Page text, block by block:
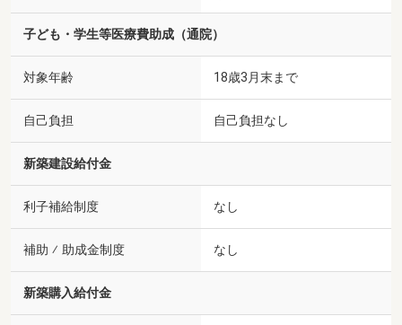
子ども・学生等医療費助成（通院）
対象年齢 18歳3月末まで
自己負担 自己負担なし
新築建設給付金
利子補給制度 なし
補助 ⁄ 助成金制度 なし
新築購入給付金